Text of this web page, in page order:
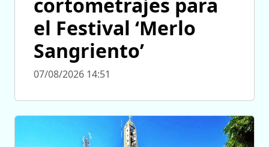
cortometrajes para
el Festival ‘Merlo
Sangriento’
07/08/2026 14:51